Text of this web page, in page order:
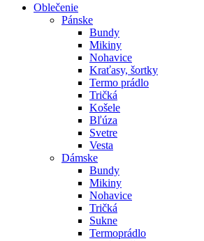
Oblečenie
Pánske
Bundy
Mikiny
Nohavice
Kraťasy, šortky
Termo prádlo
Tričká
Košele
Bľúza
Svetre
Vesta
Dámske
Bundy
Mikiny
Nohavice
Tričká
Sukne
Termoprádlo